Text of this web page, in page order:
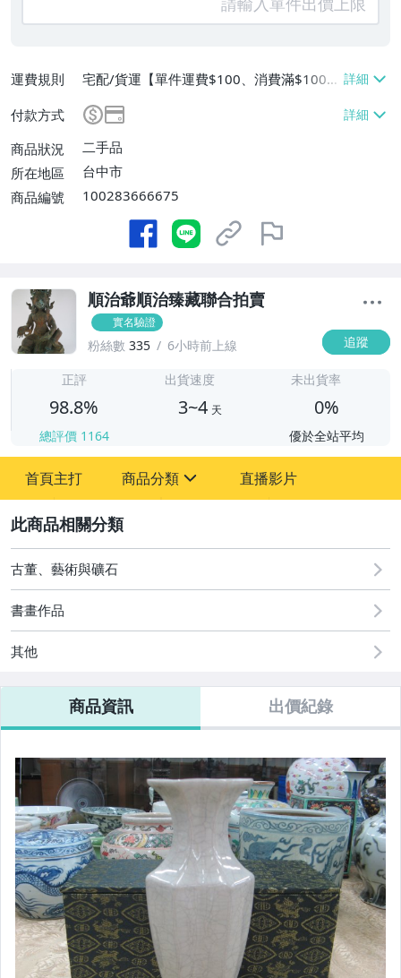
運費規則
宅配/貨運【單件運費$100、消費滿$1000
0免運費】
付款方式
商品狀況
二手品
所在地區
台中市
商品編號
100283666675
順治爺順治臻藏聯合拍賣
實名驗證
粉絲數 335 6小時前上線 追蹤
正評
98.8%
總評價 1164
出貨速度
3~4 天
未出貨率
0%
優於全站平均
首頁主打 商品分類
古董、藝術與礦石
美食與地方特產
直播影片
古董、藝術與礦石
書畫作品
其他
商品資訊 出價紀錄